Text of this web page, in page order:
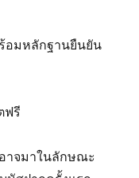
มหลักฐานยืนยัน
ฟรี
าจมาในลักษณะ